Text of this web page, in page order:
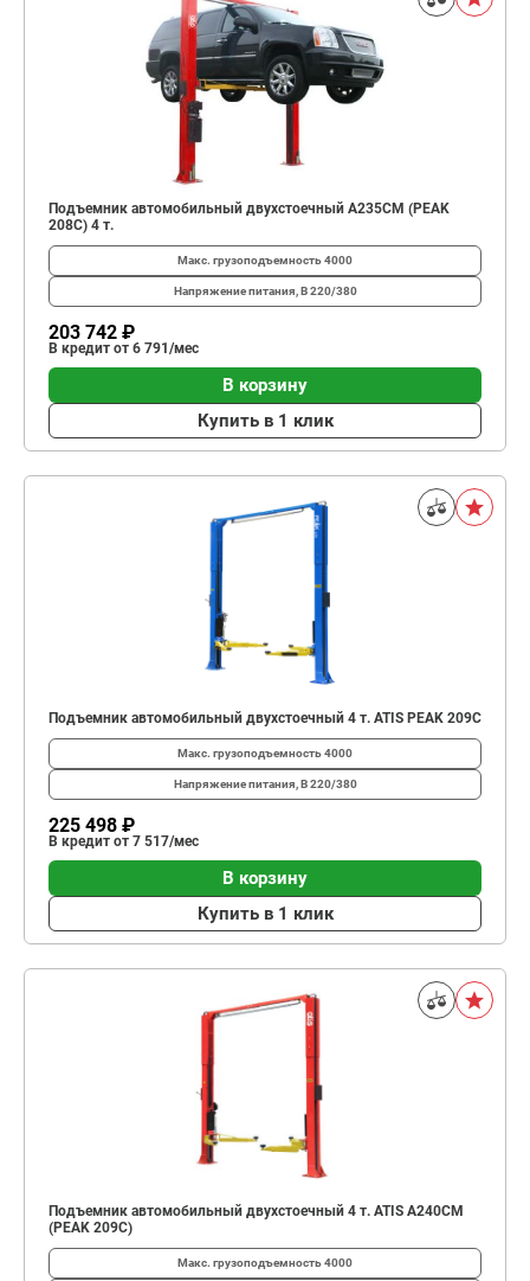
Подъемник автомобильный двухстоечный A235CM (PEAK
208C) 4 т.
Макс. грузоподъемность4000
Напряжение питания, В220/380
203 742 ₽
В кредит от 6 791/мес
В корзину
Купить в 1 клик
Подъемник автомобильный двухстоечный 4 т. ATIS PEAK 209C
Макс. грузоподъемность4000
Напряжение питания, В220/380
225 498 ₽
В кредит от 7 517/мес
В корзину
Купить в 1 клик
Подъемник автомобильный двухстоечный 4 т. ATIS A240CM
(PEAK 209C)
Макс. грузоподъемность4000